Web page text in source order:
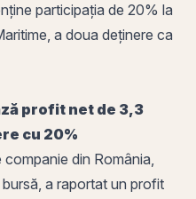
participația de 20% la
a doua deținere ca
profit net de 3,3
cu 20%
din România,
a raportat un profit